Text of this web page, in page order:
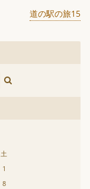
道の駅の旅15
土
1
8